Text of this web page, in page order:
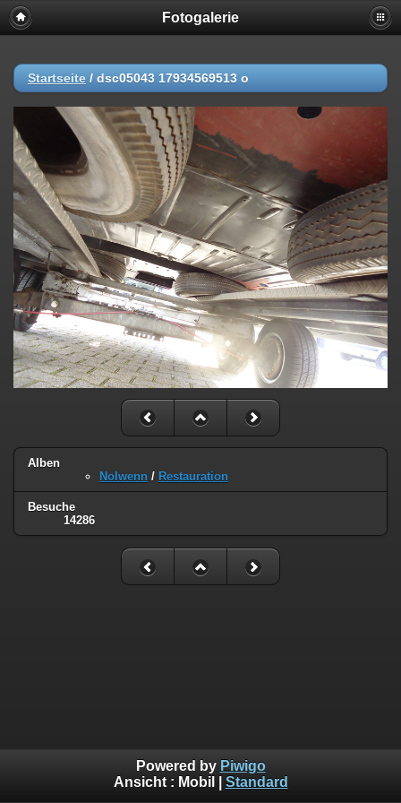
Fotogalerie
Startseite / dsc05043 17934569513 o
Alben
Nolwenn / Restauration
Besuche
14286
Powered by Piwigo
Ansicht : Mobil Standard